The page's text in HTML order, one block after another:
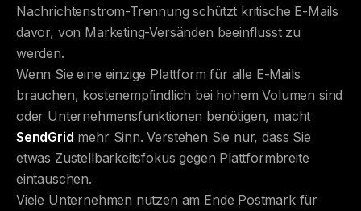
Nachrichtenstrom-Trennung schützt kritische E-Mails
davor, von Marketing-Versänden beeinflusst zu
werden.
Wenn Sie eine einzige Plattform für alle E-Mails
brauchen, kostenempfindlich bei hohem Volumen sind
oder Unternehmensfunktionen benötigen, macht
SendGrid mehr Sinn. Verstehen Sie nur, dass Sie
etwas Zustellbarkeitsfokus gegen Plattformbreite
eintauschen.
Viele Unternehmen nutzen am Ende Postmark für